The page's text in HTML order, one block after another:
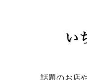
話題のお店